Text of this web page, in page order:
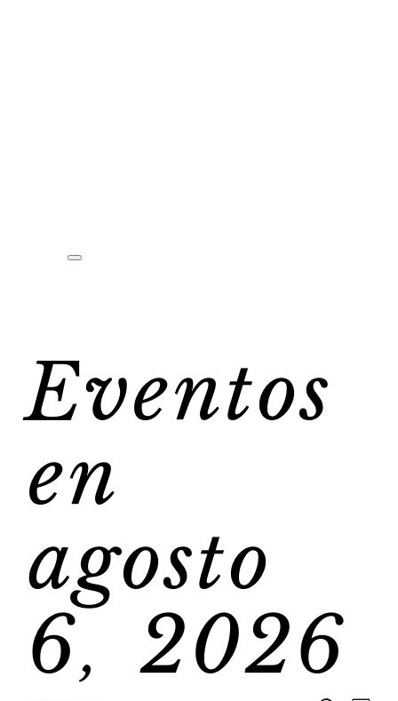
Eventos
en
agosto
6, 2026